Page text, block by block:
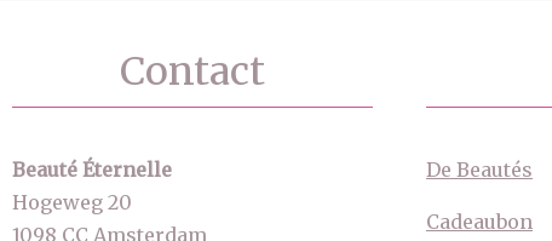
Contact
Beauté Éternelle
Hogeweg 20
1098 CC Amsterdam
De Beautés
Cadeaubon